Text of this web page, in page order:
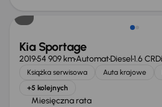
Kia Sportage
201954 909 kmAutomatDiesel1.6 CRDi
Książka serwisowa Auta krajowe
+5 kolejnych
Miesięczna rata